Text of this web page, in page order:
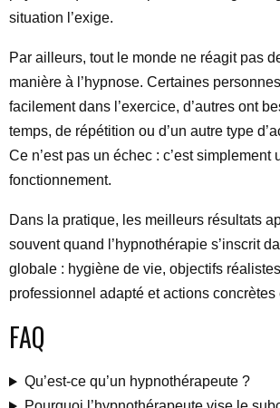
situation l’exige.
Par ailleurs, tout le monde ne réagit pas
manière à l’hypnose. Certaines
facilement dans l’exercice, d’autres ont
temps, de répétition ou d’un autre type
Ce n’est pas un échec : c’est simplement
fonctionnement.
Dans la pratique, les meilleurs résultats
souvent quand l’hypnothérapie s’inscrit
globale : hygiène de vie, objectifs
professionnel adapté et actions concrètes
FAQ
Qu’est-ce qu’un hypnothérapeute ?